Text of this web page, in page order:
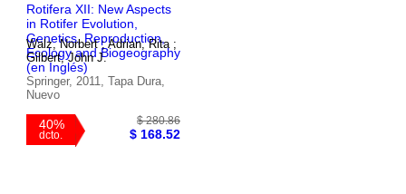
40%
dcto.
$ 355.86
Rotifera XII: New Aspects
in Rotifer Evolution,
Genetics, Reproduction,
Ecology and Biogeography
(en Inglés)
Walz, Norbert ; Adrian, Rita ;
Gilbert, John J.
Springer, 2011, Tapa Dura,
Nuevo